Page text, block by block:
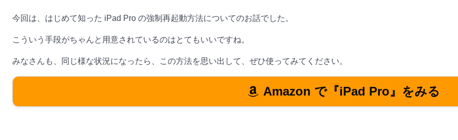
今回は、はじめて知った iPad Pro の強制再起動方法についてのお話でした。
こういう手段がちゃんと用意されているのはとてもいいですね。
みなさんも、同じ様な状況になったら、この方法を思い出して、ぜひ使ってみてください。
Amazon で『iPad Pro』をみる